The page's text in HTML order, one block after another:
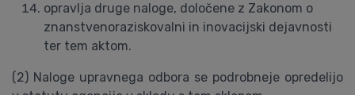
opravlja druge naloge, določene z Zakonom o
znanstvenoraziskovalni in inovacijski dejavnosti
ter tem aktom.
(2) Naloge upravnega odbora se podrobneje opredelijo